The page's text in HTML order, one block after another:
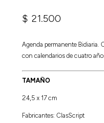
$ 21.500
Agenda permanente Bidiaria.
con calendarios de cuatro
TAMAÑO
24,5 x 17 cm
Fabricantes: ClasScript